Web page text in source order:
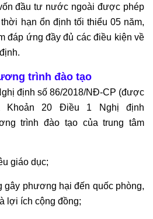
đầu tư nước ngoài được phép
hạn ổn định tối thiểu 05 năm,
đáp ứng đầy đủ các điều kiện về
trình đào tạo
định số 86/2018/NĐ-CP (được
20 Điều 1 Nghị định
trình đào tạo của trung tâm
giáo dục;
gây phương hại đến quốc phòng,
lợi ích cộng đồng;